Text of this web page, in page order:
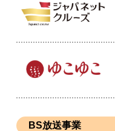
BS放送事業